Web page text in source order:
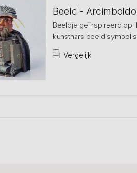
Beeld -
Beeldje geïnspireerd op
kunsthars beeld
Vergelijk